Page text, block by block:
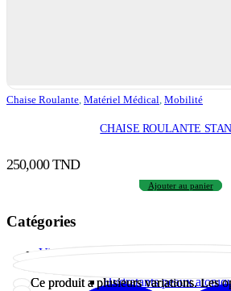
Ce produit a plusieurs variations. Les
Ce produit a plusieurs variations. Les
Chaise Roulante Matériel Médical Mobilité
CHAISE ROULANTE
250,000TND
Ajouter au panier
Catégories
Visage
Hydratants peaux